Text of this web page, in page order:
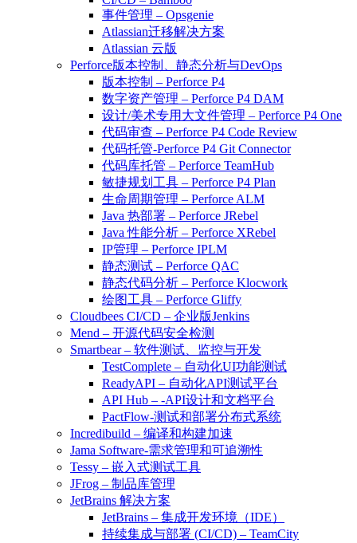
事件管理 – Opsgenie
Atlassian迁移解决方案
Atlassian 云版
Perforce版本控制、静态分析与DevOps
版本控制 – Perforce P4
数字资产管理 – Perforce P4 DAM
设计/美术专用大文件管理 – Perforce P4 One
代码审查 – Perforce P4 Code Review
代码托管-Perforce P4 Git Connector
代码库托管 – Perforce TeamHub
敏捷规划工具 – Perforce P4 Plan
生命周期管理 – Perforce ALM
Java 热部署 – Perforce JRebel
Java 性能分析 – Perforce XRebel
IP管理 – Perforce IPLM
静态测试 – Perforce QAC
静态代码分析 – Perforce Klocwork
绘图工具 – Perforce Gliffy
Cloudbees CI/CD – 企业版Jenkins
Mend – 开源代码安全检测
Smartbear – 软件测试、监控与开发
TestComplete – 自动化UI功能测试
ReadyAPI – 自动化API测试平台
API Hub – -API设计和文档平台
PactFlow-测试和部署分布式系统
Incredibuild – 编译和构建加速
Jama Software-需求管理和可追溯性
Tessy – 嵌入式测试工具
JFrog – 制品库管理
JetBrains 解决方案
JetBrains – 集成开发环境（IDE）
持续集成与部署 (CI/CD) – TeamCity